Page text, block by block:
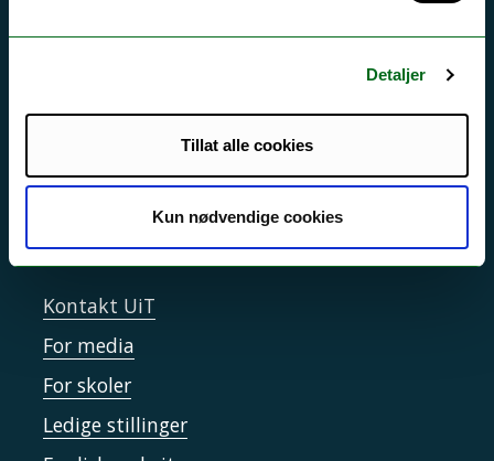
Detaljer
Tillat alle cookies
Kun nødvendige cookies
Sikkerhet, beredskap og personvern
Informasjonskapsler
Tilgjengelighetserklæring
Kontakt UiT
For media
For skoler
Ledige stillinger